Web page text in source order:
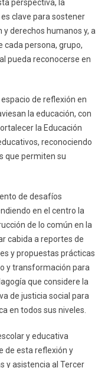
perspectiva, la
clave para sostener
derechos humanos y, a
cada persona, grupo,
pueda reconocerse en
de reflexión en
la educación, con
la Educación
reconociendo
que permiten su
de desafíos
en el centro la
de lo común en la
cabida a reportes de
y propuestas prácticas
y transformación para
que considere la
de justicia social para
en todos sus niveles.
y educativa
de esta reflexión y
y asistencia al Tercer